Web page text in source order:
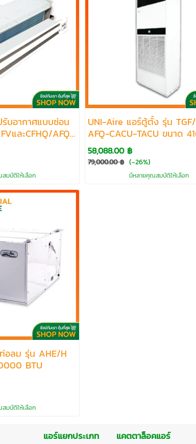
บอากาศแบบซ่อน
และCFHQ/AFQ
BTU
มบัติให้เลือก
UNI-Aire แอร์ตู้ตั้ง รุ่น
AFQ-CACU-TACU ขนาด
120000 BTU
58,088.00 ฿
79,000.00 ฿ (-26%)
มีหลายคุณสมบัติให้เลือก
อลม รุ่น AHE/H
BTU
มบัติให้เลือก
แอร์แยกประเภท แคตตาล็อคแอร์